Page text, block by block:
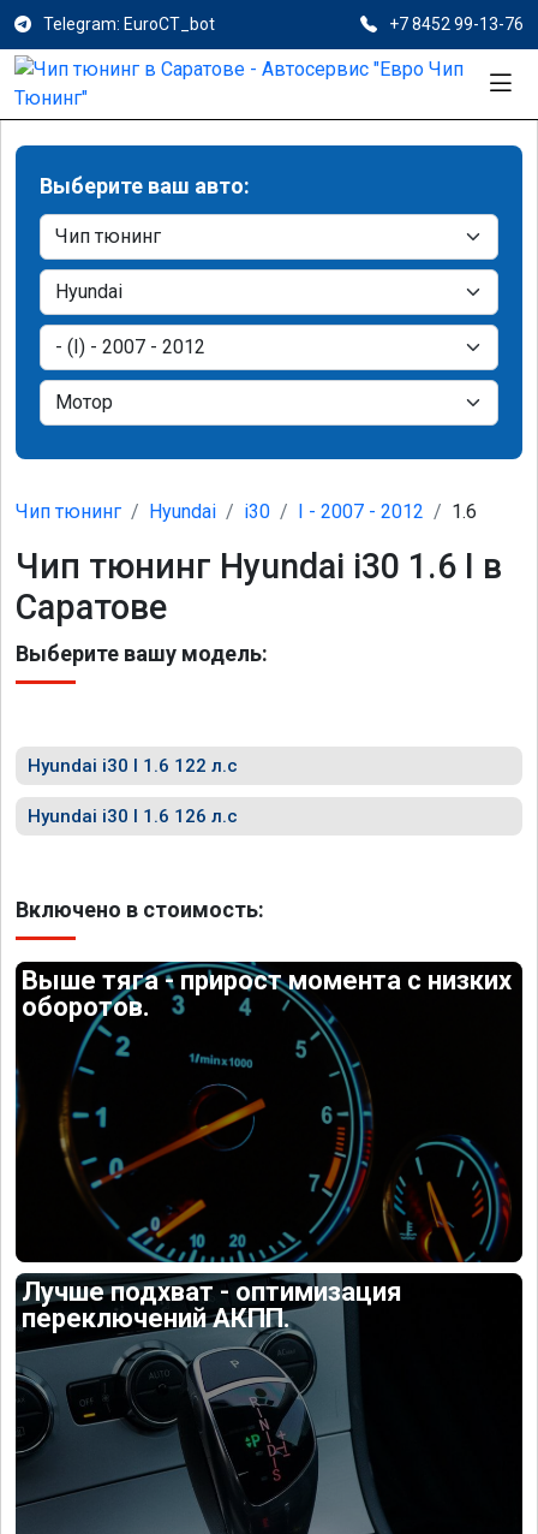
Telegram: EuroCT_bot +7 8452 99-13-76
Выберите ваш авто:
Чип тюнинг Hyundai i30 I - 2007 - 2012 1.6
Чип тюнинг Hyundai i30 1.6 I в
Саратове
Выберите вашу модель:
Hyundai i30 I 1.6 122 л.с
Hyundai i30 I 1.6 126 л.с
Включено в стоимость:
Выше тяга - прирост момента с низких
оборотов.
Лучше подхват - оптимизация
переключений АКПП.